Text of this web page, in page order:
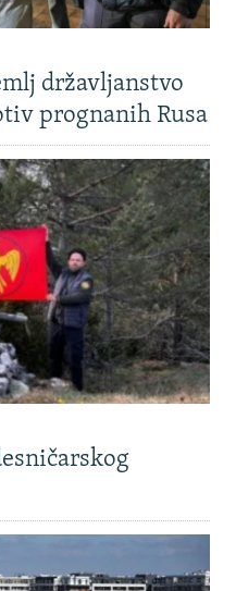
državljanstvo
prognanih Rusa